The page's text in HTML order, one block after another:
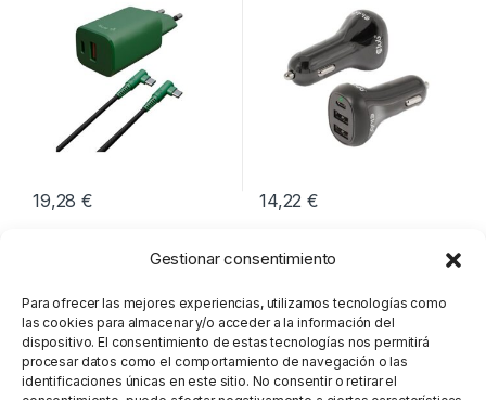
Gestionar consentimiento
Para ofrecer las mejores experiencias, utilizamos tecnologías como
las cookies para almacenar y/o acceder a la información del
dispositivo. El consentimiento de estas tecnologías nos permitirá
procesar datos como el comportamiento de navegación o las
identificaciones únicas en este sitio. No consentir o retirar el
19,28€ 14,22€